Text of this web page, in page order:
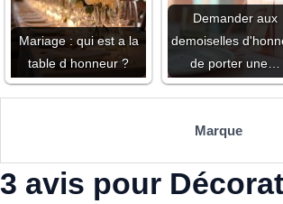
Mariage : qui est a la
table d honneur ?
Demander aux
demoiselles
de porter une…
Marque
3 avis pour